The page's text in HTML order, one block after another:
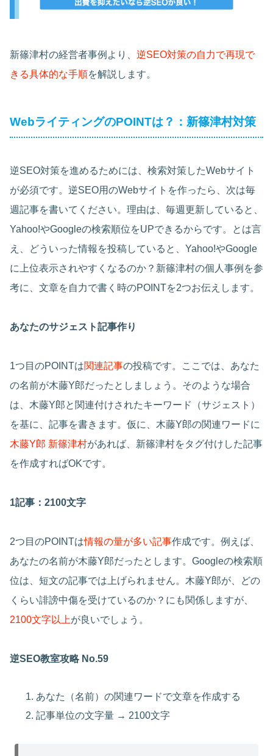
新篠津村の経営者事例より、 逆SEO対策の自力で再現で
きる具体的な手順を解説します。
WebライティングのPOINTは？：新篠津村対策
逆SEO対策を進めるためには、検索対策したWebサイト
が必須です。逆SEO用のWebサイトを作ったら、次は毎
週記事を書いてください。理由は、毎週更新していると、
Yahoo!やGoogleの検索順位をUPできるからです。とは言
え、どういった情報を投稿していると、Yahoo!やGoogle
に上位表示されやすくなるのか？新篠津村の個人事例を参
考に、文章を自力で書く時のPOINTを2つお伝えします。
あなたのサジェスト記事作り
1つ目のPOINTは関連記事の投稿です。ここでは、あなた
の名前が木藤Y郎だったとしましょう。そのような場合
は、木藤Y郎と関連付けされたキーワード（サジェスト）
を基に、記事を書きます。仮に、木藤Y郎の関連ワードに
木藤Y郎 新篠津村があれば、新篠津村をタグ付けした記事
を作成すればOKです。
1記事：2100文字
2つ目のPOINTは情報の量が多い記事作成です。例えば、
あなたの名前が木藤Y郎だったとします。Googleの検索順
位は、短文の記事では上げられません。木藤Y郎が、どの
くらい誹謗中傷を受けているのか？にも関係しますが、
2100文字以上が良いでしょう。
逆SEO教室攻略 No.59
あなた（名前）の関連ワードで文章を作成する
記事単位の文字量 → 2100文字